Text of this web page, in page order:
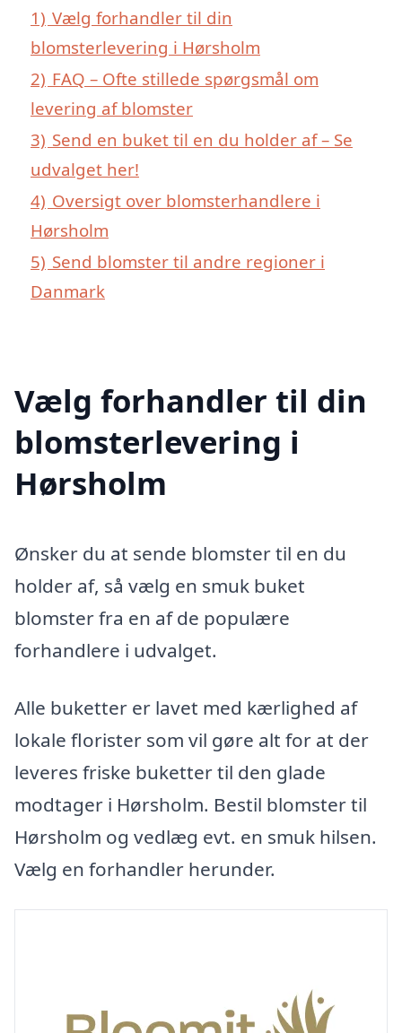
1) Vælg forhandler til din
blomsterlevering i Hørsholm
2) FAQ – Ofte stillede spørgsmål om
levering af blomster
3) Send en buket til en du holder af – Se
udvalget her!
4) Oversigt over blomsterhandlere i
Hørsholm
5) Send blomster til andre regioner i
Danmark
Vælg forhandler til din
blomsterlevering i
Hørsholm
Ønsker du at sende blomster til en du
holder af, så vælg en smuk buket
blomster fra en af de populære
forhandlere i udvalget.
Alle buketter er lavet med kærlighed af
lokale florister som vil gøre alt for at der
leveres friske buketter til den glade
modtager i Hørsholm. Bestil blomster til
Hørsholm og vedlæg evt. en smuk hilsen.
Vælg en forhandler herunder.